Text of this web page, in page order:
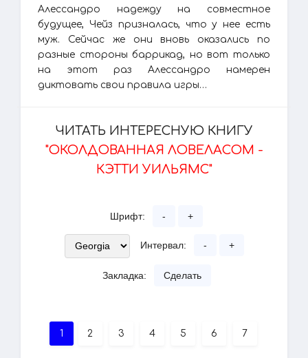
Алессандро надежду на совместное
будущее, Чейз призналась, что у нее есть
муж. Сейчас же они вновь оказались по
разные стороны баррикад, но вот только
на этот раз Алессандро намерен
диктовать свои правила игры…
ЧИТАТЬ ИНТЕРЕСНУЮ КНИГУ
"ОКОЛДОВАННАЯ ЛОВЕЛАСОМ -
КЭТТИ УИЛЬЯМС"
Шрифт: - +
Интервал: - +
Закладка: Сделать
1 2 3 4 5 6 7